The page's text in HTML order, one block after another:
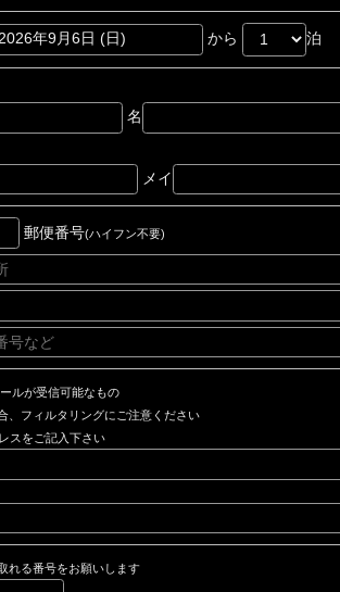
から 泊
名
メイ
郵便番号(ハイフン不要)
ルが受信可能なもの
、フィルタリングにご注意ください
スをご記入下さい
れる番号をお願いします